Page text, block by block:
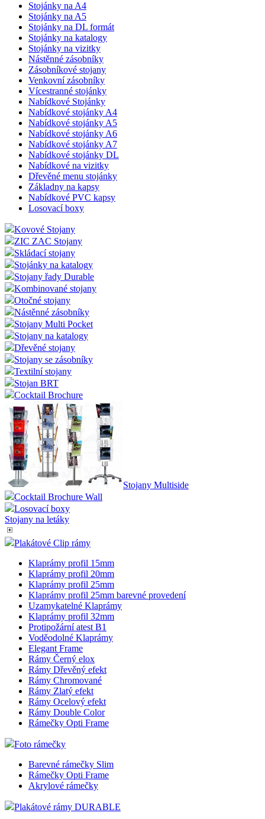
Stojánky na A4
Stojánky na A5
Stojánky na DL formát
Stojánky na katalogy
Stojánky na vizitky
Nástěnné zásobníky
Zásobníkové stojany
Venkovní zásobníky
Vícestranné stojánky
Nabídkové Stojánky
Nabídkové stojánky A4
Nabídkové stojánky A5
Nabídkové stojánky A6
Nabídkové stojánky A7
Nabídkové stojánky DL
Nabídkové na vizitky
Dřevěné menu stojánky
Základny na kapsy
Nabídkové PVC kapsy
Losovací boxy
Kovové Stojany
ZIC ZAC Stojany
Skládací stojany
Stojánky na katalogy
Stojany řady Durable
Kombinované stojany
Otočné stojany
Nástěnné zásobníky
Stojany Multi Pocket
Stojany na katalogy
Dřevěné stojany
Stojany se zásobníky
Textilní stojany
Stojan BRT
Cocktail Brochure
Stojany Multiside
Cocktail Brochure Wall
Losovací boxy
Stojany na letáky
Plakátové Clip rámy
Klaprámy profil 15mm
Klaprámy profil 20mm
Klaprámy profil 25mm
Klaprámy profil 25mm barevné provedení
Uzamykatelné Klaprámy
Klaprámy profil 32mm
Protipožární atest B1
Voděodolné Klaprámy
Elegant Frame
Rámy Černý elox
Rámy Dřevěný efekt
Rámy Chromované
Rámy Zlatý efekt
Rámy Ocelový efekt
Rámy Double Color
Rámečky Opti Frame
Foto rámečky
Barevné rámečky Slim
Rámečky Opti Frame
Akrylové rámečky
Plakátové rámy DURABLE